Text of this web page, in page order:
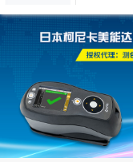
3nh色差仪
分光色差仪
美能达色差计